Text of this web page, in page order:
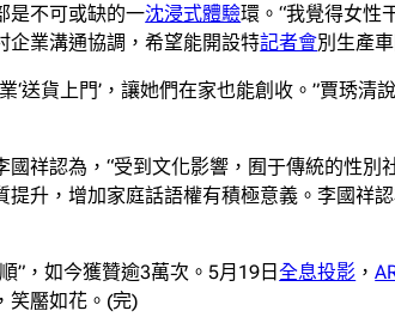
是不可或缺的一沈浸式體驗環。“我覺得女性
企業溝通協調，希望能開設特記者會別生產
送貨上門’，讓她們在家也能創收。”賈琇清
國祥認為，“受到文化影響，囿于傳統的性
升，增加家庭話語權有積極意義。李國祥
”，如今獲贊逾3萬次。5月19日全息投影 ，
笑靨如花。(完)